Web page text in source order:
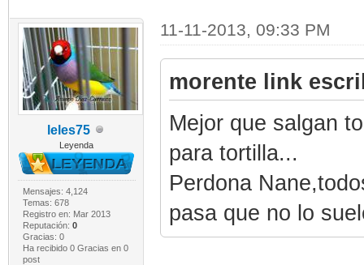
leles75
Leyenda
Mensajes: 4,124
Temas: 678
Registro en: Mar 2013
Reputación: 0
Gracias: 0
Ha recibido 0 Gracias en 0
post
11-11-2013, 09:33 PM
morente link
Mejor que salgan
para tortilla...
Perdona
pasa que no lo